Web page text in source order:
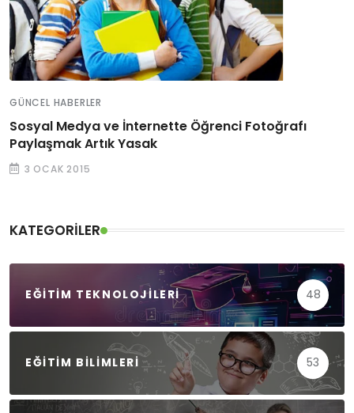
GÜNCEL HABERLER
Sosyal Medya ve İnternette Öğrenci Fotoğrafı
Paylaşmak Artık Yasak
3 OCAK 2015
KATEGORILER
EĞITIM TEKNOLOJILERI 48
EĞITIM BILIMLERI 53